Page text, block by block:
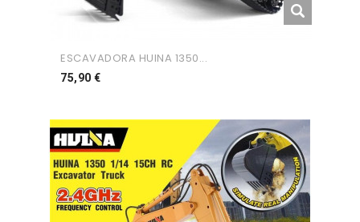
ESCAVADORA HUINA 1350...
75,90 €Preço